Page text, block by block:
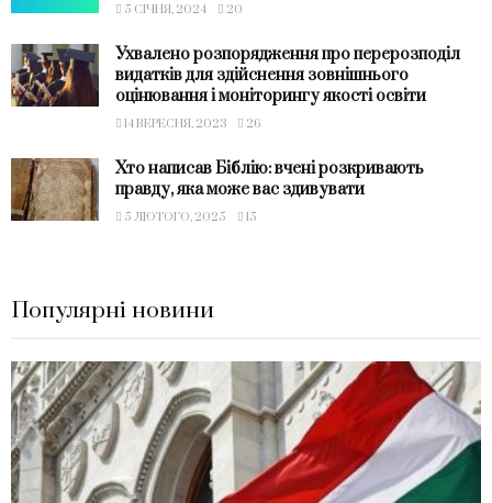
5 СІЧНЯ, 2024 20
Ухвалено розпорядження про перерозподіл
видатків для здійснення зовнішнього
оцінювання і моніторингу якості освіти
14 ВЕРЕСНЯ, 2023 26
Хто написав Біблію: вчені розкривають
правду, яка може вас здивувати
5 ЛЮТОГО, 2025 15
Популярні новини